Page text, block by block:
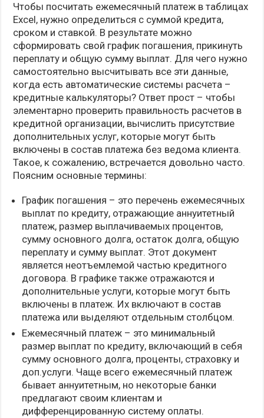
Чтобы посчитать ежемесячный платеж в таблицах
Exсel, нужно определиться с суммой кредита,
сроком и ставкой. В результате можно
сформировать свой график погашения, прикинуть
переплату и общую сумму выплат. Для чего нужно
самостоятельно высчитывать все эти данные,
когда есть автоматические системы расчета –
кредитные калькуляторы? Ответ прост – чтобы
элементарно проверить правильность расчетов в
кредитной организации, вычислить присутствие
дополнительных услуг, которые могут быть
включены в состав платежа без ведома клиента.
Такое, к сожалению, встречается довольно часто.
Поясним основные термины:
График погашения – это перечень ежемесячных
выплат по кредиту, отражающие аннуитетный
платеж, размер выплачиваемых процентов,
сумму основного долга, остаток долга, общую
переплату и сумму выплат. Этот документ
является неотъемлемой частью кредитного
договора. В графике также отражаются и
дополнительные услуги, которые могут быть
включены в платеж. Их включают в состав
платежа или выделяют отдельным столбцом.
Ежемесячный платеж – это минимальный
размер выплат по кредиту, включающий в себя
сумму основного долга, проценты, страховку и
доп.услуги. Чаще всего ежемесячный платеж
бывает аннуитетным, но некоторые банки
предлагают своим клиентам и
дифференцированную систему оплаты.